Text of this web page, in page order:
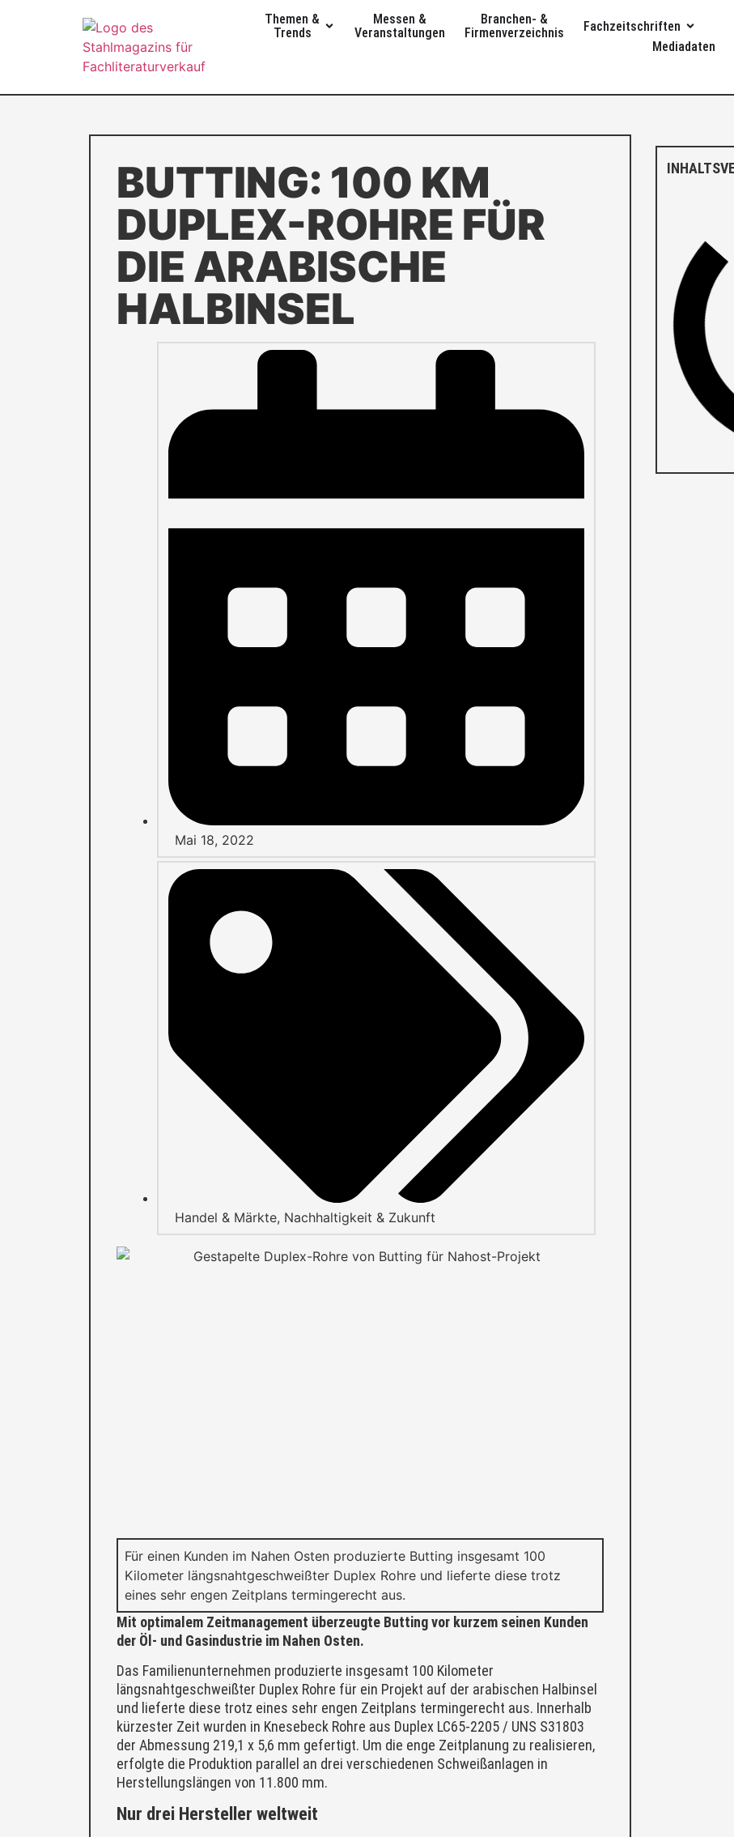
Themen &
Trends
Messen &
Veranstaltungen
Branchen- &
Firmenverzeichnis
Fachzeitschriften
Mediadaten
BUTTING: 100 KM
DUPLEX-ROHRE FÜR
DIE ARABISCHE
HALBINSEL
Mai 18, 2022
Handel & Märkte, Nachhaltigkeit & Zukunft
Für einen Kunden im Nahen Osten produzierte Butting insgesamt 100
Kilometer längsnahtgeschweißter Duplex Rohre und lieferte diese trotz
eines sehr engen Zeitplans termingerecht aus.
Mit optimalem Zeitmanagement überzeugte Butting vor kurzem seinen Kunden
der Öl- und Gasindustrie im Nahen Osten.
Das Familienunternehmen produzierte insgesamt 100 Kilometer
längsnahtgeschweißter Duplex Rohre für ein Projekt auf der arabischen Halbinsel
und lieferte diese trotz eines sehr engen Zeitplans termingerecht aus. Innerhalb
kürzester Zeit wurden in Knesebeck Rohre aus Duplex LC65-2205 / UNS S31803
der Abmessung 219,1 x 5,6 mm gefertigt. Um die enge Zeitplanung zu realisieren,
erfolgte die Produktion parallel an drei verschiedenen Schweißanlagen in
Herstellungslängen von 11.800 mm.
Nur drei Hersteller weltweit